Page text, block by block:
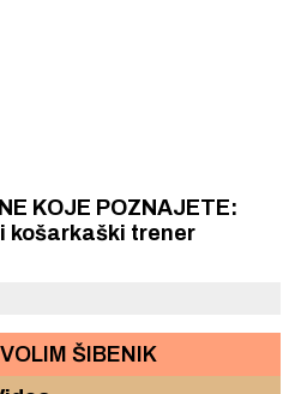
KOJE POZNAJETE:
košarkaški trener
ŠIBENIK